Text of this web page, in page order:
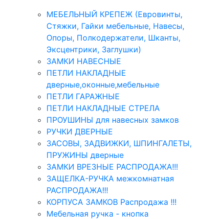
МЕБЕЛЬНЫЙ КРЕПЕЖ (Евровинты,
Стяжки, Гайки мебельные, Навесы,
Опоры, Полкодержатели, Шканты,
Эксцентрики, Заглушки)
ЗАМКИ НАВЕСНЫЕ
ПЕТЛИ НАКЛАДНЫЕ
дверные,оконные,мебельные
ПЕТЛИ ГАРАЖНЫЕ
ПЕТЛИ НАКЛАДНЫЕ СТРЕЛА
ПРОУШИНЫ для навесных замков
РУЧКИ ДВЕРНЫЕ
ЗАСОВЫ, ЗАДВИЖКИ, ШПИНГАЛЕТЫ,
ПРУЖИНЫ дверные
ЗАМКИ ВРЕЗНЫЕ РАСПРОДАЖА!!!
ЗАЩЕЛКА-РУЧКА межкомнатная
РАСПРОДАЖА!!!
КОРПУСА ЗАМКОВ Распродажа !!!
Мебельная ручка - кнопка